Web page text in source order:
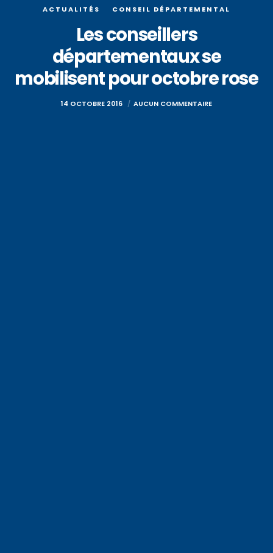
ACTUALITÉS CONSEIL DÉPARTEMENTAL
Les conseillers
départementaux se
mobilisent pour octobre rose
14 OCTOBRE 2016 AUCUN COMMENTAIRE